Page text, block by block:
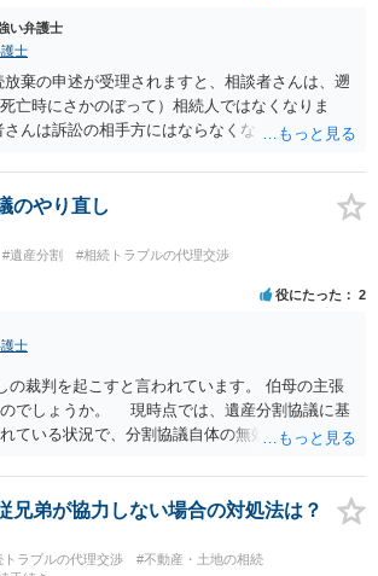
い弁護士
士
棄の申述が受理されますと、相談者さんは、遡
亡時にさかのぼって）相続人ではなくなりま
んは訴訟の相手方にはならなくなるので（明け
取得し、コピーを答弁書に添えて裁判所に提出
２について 請求棄却を求める答弁書を提出すれ
する必要がありません。その日は差支え（用事
との記載で十分です。 質問３について 弁護士で
ｓでの提出の必要は無いと思います。郵送（期
で十分です。 詳細は、書面記載の裁判所書記官
い。 以上、ご参考まで。
のやり直し
#遺産分割
#相続トラブルの代理交渉
役にたった 2
士
の裁判を起こすと言われています。 伯母の主張
でしょうか。 現時点では、遺産分割協議に基
ている状況で、分割協議自体の無効を裁判所が
証次第ですが、 ・御祖母様の認知能力に関する
鑑定 が提出されればその効力が否定される可能性
母様自身が分割協議に加わっていること ・御祖母
割協議を行う実益が誰にあったかの立証が困難
兄弟が協力しない場合の対処法は？
トラブルの代理交渉
#不動産・土地の相続